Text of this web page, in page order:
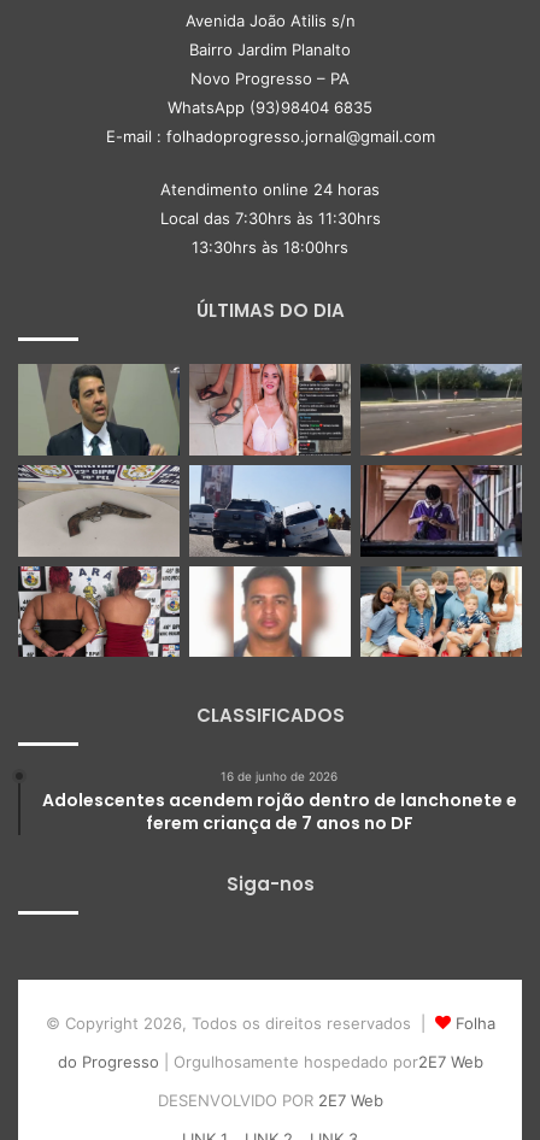
Avenida João Atilis s/n
Bairro Jardim Planalto
Novo Progresso – PA
WhatsApp (93)98404 6835
E-mail : folhadoprogresso.jornal@gmail.com
Atendimento online 24 horas
Local das 7:30hrs às 11:30hrs
13:30hrs às 18:00hrs
ÚLTIMAS DO DIA
CLASSIFICADOS
16 de junho de 2026
Adolescentes acendem rojão dentro de lanchonete e
ferem criança de 7 anos no DF
Siga-nos
© Copyright 2026, Todos os direitos reservados |
Folha
do Progresso | Orgulhosamente hospedado por2E7 Web
DESENVOLVIDO POR 2E7 Web